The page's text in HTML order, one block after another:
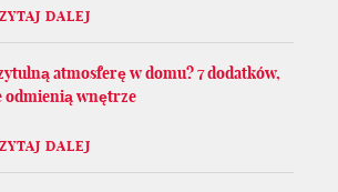
DALEJ
atmosferę w domu? 7 dodatków,
odmienią wnętrze
DALEJ